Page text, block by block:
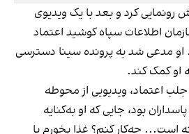
رونمایی کرد و بعد با یک ویدیوی
اطلاعات سپاه کوشید اعتماد
او مدعی شد به پرونده سینا دسترسی
او کمک کند.
اعتماد، ویدیویی از محوطه
بود، جایی که او به‌کنایه
است... چه‌کار کنم؟ غذا بخورم یا